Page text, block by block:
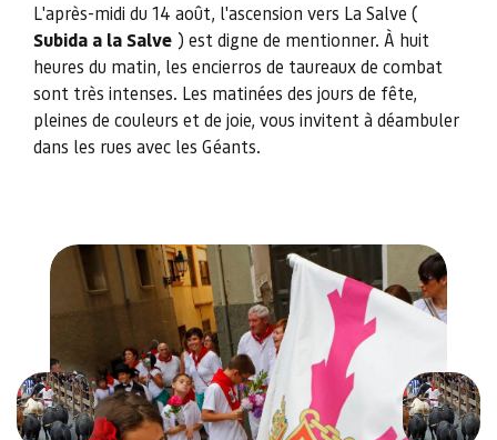
L'après-midi du 14 août, l'ascension vers La Salve (
Subida a la Salve ) est digne de mentionner. À huit
heures du matin, les encierros de taureaux de combat
sont très intenses. Les matinées des jours de fête,
pleines de couleurs et de joie, vous invitent à déambuler
dans les rues avec les Géants.
Précédent Suivant